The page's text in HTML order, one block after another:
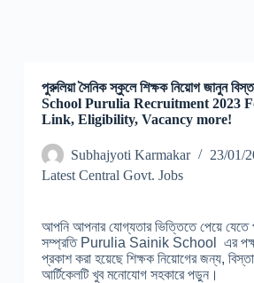
পুরুলিয়া সৈনিক স্কুলে শিক্ষক নিয়োগ জানুন
School Purulia Recruitment 2023
Link, Eligibility, Vacancy more!
Subhajyoti Karmakar
23/01/
Latest Central Govt. Jobs
আপনি আপনার যোগ্যতার ভিত্তিতে পেয়ে যেতে
সম্প্রতি Purulia Sainik School এর পক্ষ
প্রকাশ করা হয়েছে শিক্ষক নিয়োগের জন্য,
আর্টিকেলটি খুব মনোযোগ সহকারে পড়ুন।